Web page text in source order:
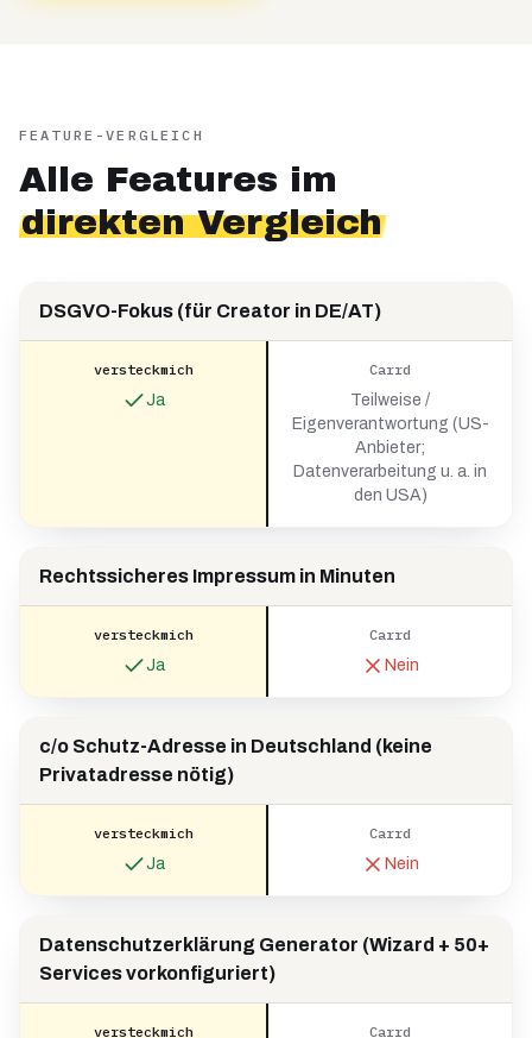
FEATURE-VERGLEICH
Alle Features im
direkten Vergleich
DSGVO-Fokus (für Creator in DE/AT)
versteckmich
Ja
Carrd
Teilweise /
Eigenverantwortung (US-
Anbieter;
Datenverarbeitung u. a. in
den USA)
Rechtssicheres Impressum in Minuten
versteckmich
Ja
Carrd
Nein
c/o Schutz-Adresse in Deutschland (keine
Privatadresse nötig)
versteckmich
Ja
Carrd
Nein
Datenschutzerklärung Generator (Wizard + 50+
Services vorkonfiguriert)
versteckmich
Carrd